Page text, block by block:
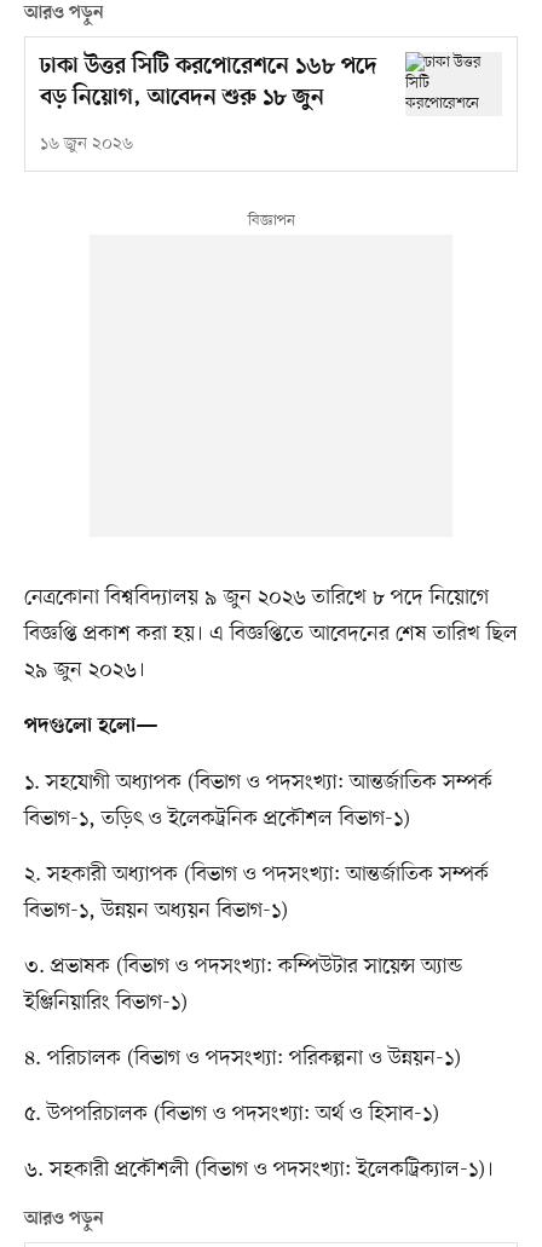
আরও পড়ুন
ঢাকা উত্তর সিটি করপোরেশনে ১৬৮ পদে
বড় নিয়োগ, আবেদন শুরু ১৮ জুন
১৬ জুন ২০২৬
নেত্রকোনা বিশ্ববিদ্যালয় ৯ জুন ২০২৬ তারিখে ৮ পদে নিয়োগে
বিজ্ঞপ্তি প্রকাশ করা হয়। এ বিজ্ঞপ্তিতে আবেদনের শেষ তারিখ ছিল
২৯ জুন ২০২৬।
পদগুলো হলো—
১. সহযোগী অধ্যাপক (বিভাগ ও পদসংখ্যা: আন্তর্জাতিক সম্পর্ক
বিভাগ-১, তড়িৎ ও ইলেকট্রনিক প্রকৌশল বিভাগ-১)
২. সহকারী অধ্যাপক (বিভাগ ও পদসংখ্যা: আন্তর্জাতিক সম্পর্ক
বিভাগ-১, উন্নয়ন অধ্যয়ন বিভাগ-১)
৩. প্রভাষক (বিভাগ ও পদসংখ্যা: কম্পিউটার সায়েন্স অ্যান্ড
ইঞ্জিনিয়ারিং বিভাগ-১)
৪. পরিচালক (বিভাগ ও পদসংখ্যা: পরিকল্পনা ও উন্নয়ন-১)
৫. উপপরিচালক (বিভাগ ও পদসংখ্যা: অর্থ ও হিসাব-১)
৬. সহকারী প্রকৌশলী (বিভাগ ও পদসংখ্যা: ইলেকট্রিক্যাল-১)।
আরও পড়ুন